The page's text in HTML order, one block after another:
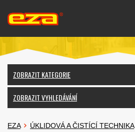
ZOBRAZIT KATEGORIE
ZOBRAZIT VYHLEDÁVÁNÍ
EZA ÚKLIDOVÁ A ČISTÍCÍ TECHNIKA